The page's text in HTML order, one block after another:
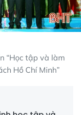
“Học tập và làm
Hồ Chí Minh”